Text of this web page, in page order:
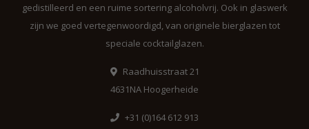
gedistilleerd en een ruime sortering alcoholvrij. Ook in glaswerk
zijn we goed vertegenwoordigd, van originele bierglazen tot
speciale cocktailglazen.
Raadhuisstraat 21
4631NA Hoogerheide
+31 (0)164 612 913